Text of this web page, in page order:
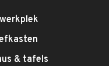
& tafels